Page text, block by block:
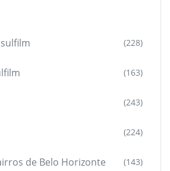
(228)
(163)
(243)
(224)
de Belo Horizonte (143)